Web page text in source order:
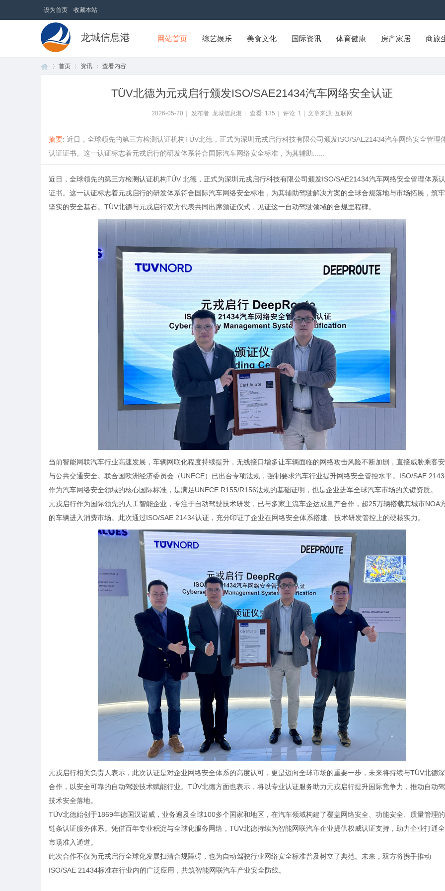
设为首页 收藏本站
龙城信息港 网站首页 综艺娱乐 美食文化 国际资讯 体育健康 房产家居 商旅
首页 资讯 查看内容
TÜV北德为元戎启行颁发ISO/SAE21434汽车网络安全认证
2026-05-20 发布者: 龙城信息港 查看: 135 评论: 1 文章来源: 互联网
摘要: 近日，全球领先的第三方检测认证机构TÜV北德，正式为深圳元戎启行科技有限公司颁发ISO/SAE21434汽车网络安全管理
认证证书。这一认证标志着元戎启行的研发体系符合国际汽车网络安全标准，为其辅助......
近日，全球领先的第三方检测认证机构TÜV 北德，正式为深圳元戎启行科技有限公司颁发ISO/SAE21434汽车网络安全管理体系
证书。这一认证标志着元戎启行的研发体系符合国际汽车网络安全标准，为其辅助驾驶解决方案的全球合规落地与市场拓展，筑
坚实的安全基石。TÜV北德与元戎启行双方代表共同出席颁证仪式，见证这一自动驾驶领域的合规里程碑。
当前智能网联汽车行业高速发展，车辆网联化程度持续提升，无线接口增多让车辆面临的网络攻击风险不断加剧，直接威胁乘客
与公共交通安全。联合国欧洲经济委员会（UNECE）已出台专项法规，强制要求汽车行业提升网络安全管控水平。ISO/SAE
作为汽车网络安全领域的核心国际标准，是满足UNECE R155/R156法规的基础证明，也是企业进军全球汽车市场的关键资质。
元戎启行作为国际领先的人工智能企业，专注于自动驾驶技术研发，已与多家主流车企达成量产合作，超25万辆搭载其城市NOA
的车辆进入消费市场。此次通过ISO/SAE 21434认证，充分印证了企业在网络安全体系搭建、技术研发管控上的硬核实力。
元戎启行相关负责人表示，此次认证是对企业网络安全体系的高度认可，更是迈向全球市场的重要一步，未来将持续与TÜV北德
合作，以安全可靠的自动驾驶技术赋能行业。TÜV北德方面也表示，将以专业认证服务助力元戎启行提升国际竞争力，推动自动
技术安全落地。
TÜV北德始创于1869年德国汉诺威，业务遍及全球100多个国家和地区，在汽车领域构建了覆盖网络安全、功能安全、质量管理
链条认证服务体系。凭借百年专业积淀与全球化服务网络，TÜV北德持续为智能网联汽车企业提供权威认证支持，助力企业打通
市场准入通道。
此次合作不仅为元戎启行全球化发展扫清合规障碍，也为自动驾驶行业网络安全标准普及树立了典范。未来，双方将携手推动
ISO/SAE 21434标准在行业内的广泛应用，共筑智能网联汽车产业安全防线。